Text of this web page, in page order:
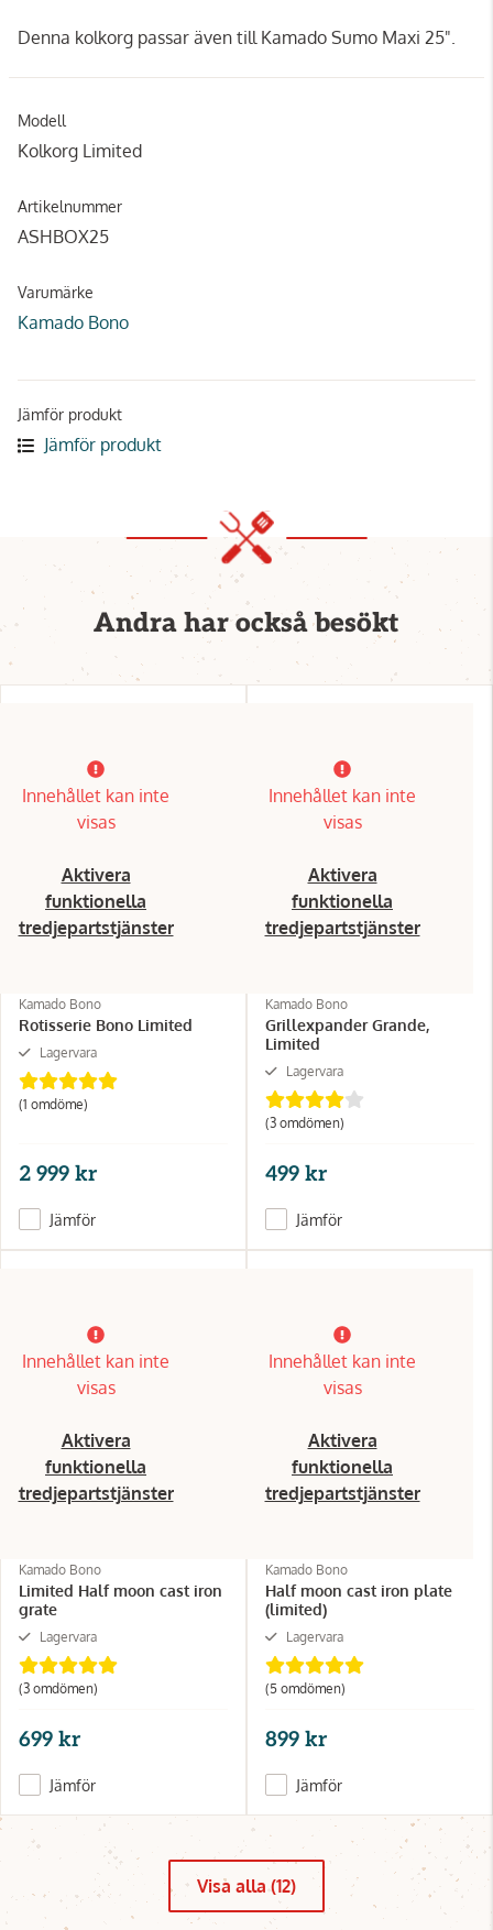
Denna kolkorg passar även till Kamado Sumo Maxi 25".
Modell
Kolkorg Limited
Artikelnummer
ASHBOX25
Varumärke
Kamado Bono
Jämför produkt
Jämför produkt
Andra har också besökt
Innehållet kan inte
visas
Aktivera
funktionella
tredjepartstjänster
Kamado Bono
Rotisserie Bono Limited
Lagervara
(1 omdöme)
2 999 kr
Jämför
Innehållet kan inte
visas
Aktivera
funktionella
tredjepartstjänster
Kamado Bono
Grillexpander Grande,
Limited
Lagervara
(3 omdömen)
499 kr
Jämför
Innehållet kan inte
visas
Aktivera
funktionella
tredjepartstjänster
Kamado Bono
Limited Half moon cast iron
grate
Lagervara
(3 omdömen)
699 kr
Jämför
Innehållet kan inte
visas
Aktivera
funktionella
tredjepartstjänster
Kamado Bono
Half moon cast iron plate
(limited)
Lagervara
(5 omdömen)
899 kr
Jämför
Visa alla (12)